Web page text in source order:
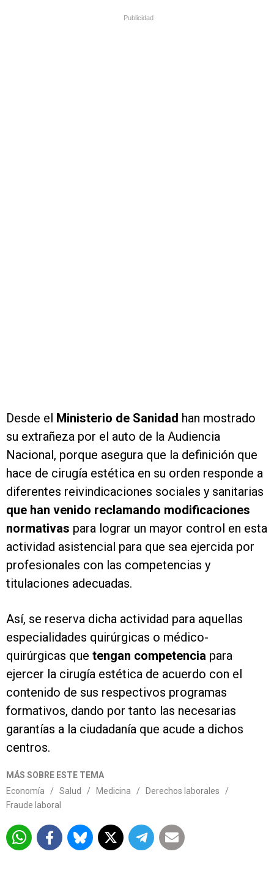
Publicidad
Desde el Ministerio de Sanidad han mostrado
su extrañeza por el auto de la Audiencia
Nacional, porque asegura que la definición que
hace de cirugía estética en su orden responde a
diferentes reivindicaciones sociales y sanitarias
que han venido reclamando modificaciones
normativas para lograr un mayor control en esta
actividad asistencial para que sea ejercida por
profesionales con las competencias y
titulaciones adecuadas.
Así, se reserva dicha actividad para aquellas
especialidades quirúrgicas o médico-
quirúrgicas que tengan competencia para
ejercer la cirugía estética de acuerdo con el
contenido de sus respectivos programas
formativos, dando por tanto las necesarias
garantías a la ciudadanía que acude a dichos
centros.
MÁS SOBRE ESTE TEMA
Economía
/ Salud / Medicina / Derechos laborales
/
Fraude laboral